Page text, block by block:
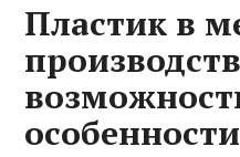
Пластик в
особенности